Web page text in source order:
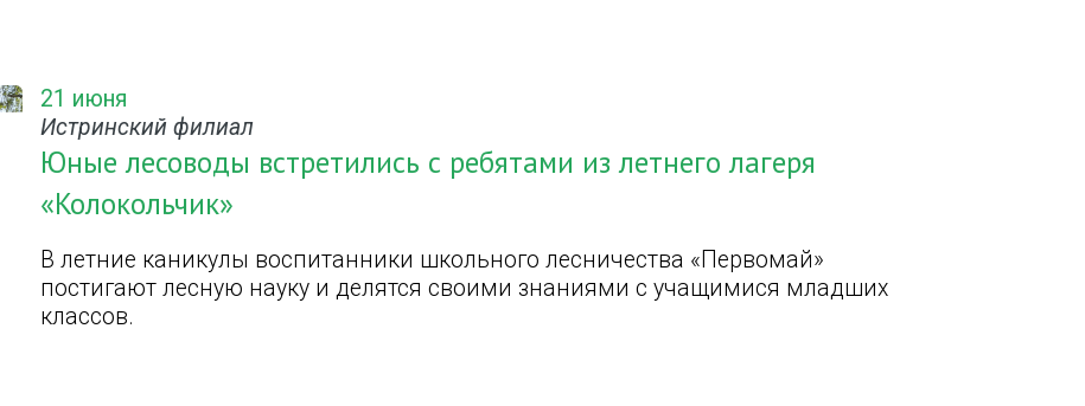
21 июня
Истринский филиал
Юные лесоводы встретились с ребятами из летнего лагеря
«Колокольчик»
В летние каникулы воспитанники школьного лесничества «Первомай»
постигают лесную науку и делятся своими знаниями с учащимися младших
классов.